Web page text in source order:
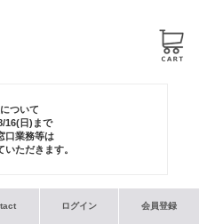
ついて
16(日)まで
口業務等は
ただきます。
ログイン 会員登録